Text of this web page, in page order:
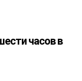
часов в